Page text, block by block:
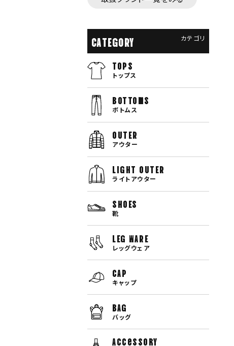
CATEGORY カテゴリ
TOPS
トップス
bottoms
ボトムス
OUTER
アウター
LIGHT OUTER
ライトアウター
SHOES
靴
LEG WARE
レッグウェア
CAP
キャップ
BAG
バッグ
Accessory